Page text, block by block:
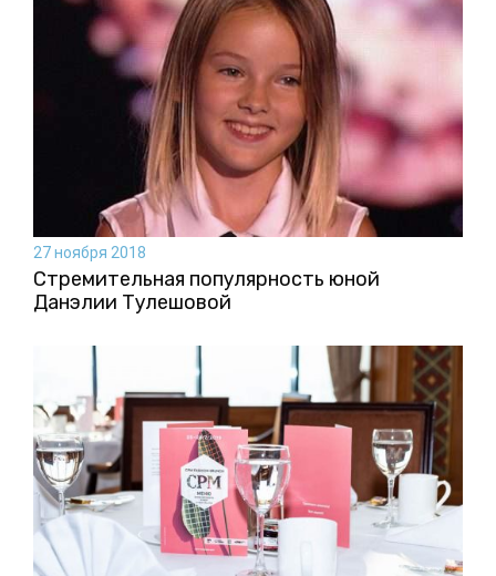
27 ноября 2018
Стремительная популярность юной
Данэлии Тулешовой